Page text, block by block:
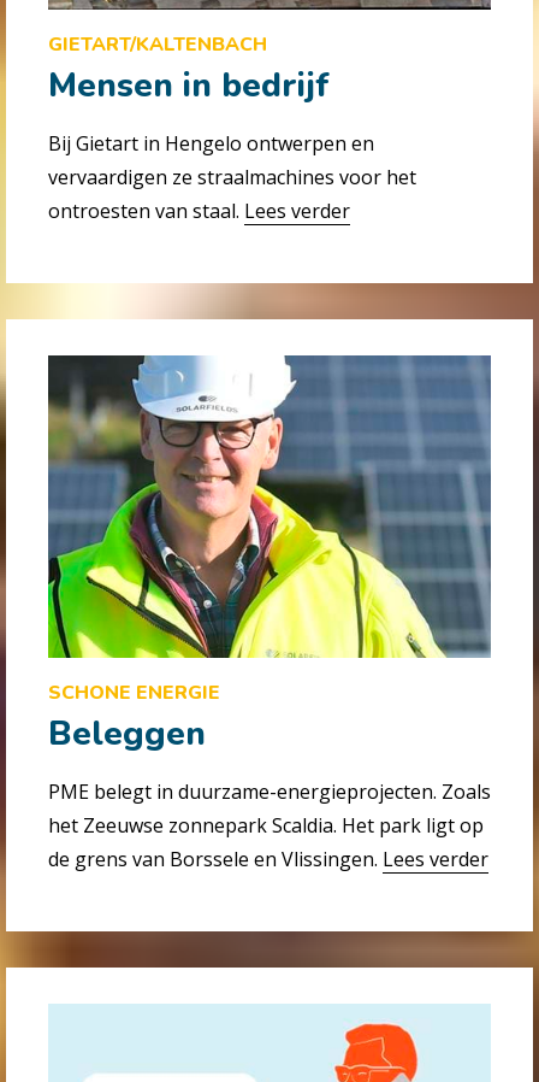
GIETART/KALTENBACH
Mensen in bedrijf
Bij Gietart in Hengelo ontwerpen en
vervaardigen ze straalmachines voor het
ontroesten van staal. Lees verder
SCHONE ENERGIE
Beleggen
PME belegt in duurzame-energieprojecten. Zoals
het Zeeuwse zonnepark Scaldia. Het park ligt op
de grens van Borssele en Vlissingen. Lees verder